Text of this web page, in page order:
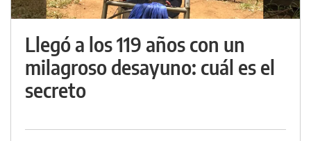
Llegó a los 119 años con un
milagroso desayuno: cuál es el
secreto